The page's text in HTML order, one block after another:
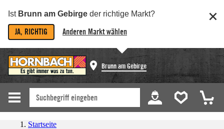
Ist Brunn am Gebirge der richtige Markt?
JA, RICHTIG Anderen Markt wählen
Brunn am Gebirge
Startseite